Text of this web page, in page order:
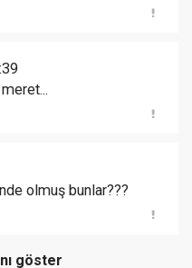
olmuş bunlar???
göster